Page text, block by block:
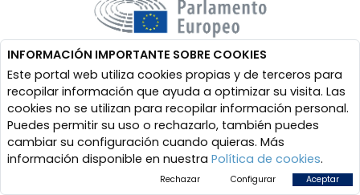
INFORMACIÓN IMPORTANTE SOBRE COOKIES
Este portal web utiliza cookies propias y de terceros para
recopilar información que ayuda a optimizar su visita. Las
cookies no se utilizan para recopilar información personal.
Puedes permitir su uso o rechazarlo, también puedes
cambiar su configuración cuando quieras. Más
información disponible en nuestra Política de cookies.
Rechazar Configurar Aceptar